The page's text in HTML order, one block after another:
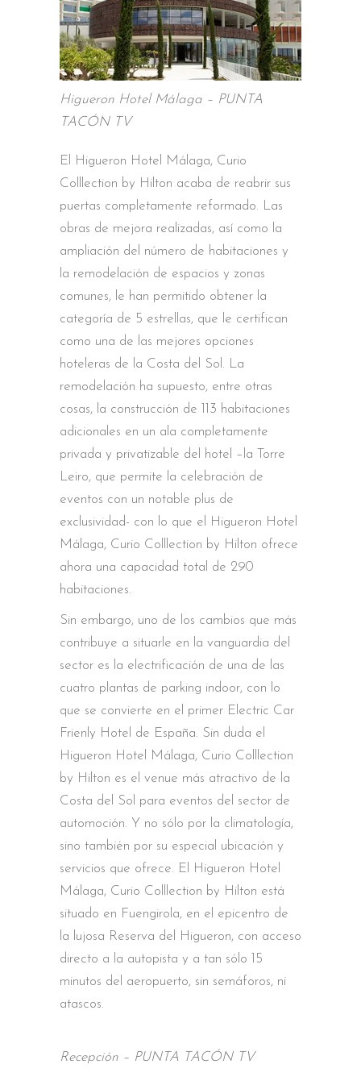
Higueron Hotel Málaga – PUNTA
TACÓN TV
El Higueron Hotel Málaga, Curio
Colllection by Hilton acaba de reabrir sus
puertas completamente reformado. Las
obras de mejora realizadas, así como la
ampliación del número de habitaciones y
la remodelación de espacios y zonas
comunes, le han permitido obtener la
categoría de 5 estrellas, que le certifican
como una de las mejores opciones
hoteleras de la Costa del Sol. La
remodelación ha supuesto, entre otras
cosas, la construcción de 113 habitaciones
adicionales en un ala completamente
privada y privatizable del hotel –la Torre
Leiro, que permite la celebración de
eventos con un notable plus de
exclusividad- con lo que el Higueron Hotel
Málaga, Curio Colllection by Hilton ofrece
ahora una capacidad total de 290
habitaciones.
Sin embargo, uno de los cambios que más
contribuye a situarle en la vanguardia del
sector es la electrificación de una de las
cuatro plantas de parking indoor, con lo
que se convierte en el primer Electric Car
Frienly Hotel de España. Sin duda el
Higueron Hotel Málaga, Curio Colllection
by Hilton es el venue más atractivo de la
Costa del Sol para eventos del sector de
automoción. Y no sólo por la climatología,
sino también por su especial ubicación y
servicios que ofrece. El Higueron Hotel
Málaga, Curio Colllection by Hilton está
situado en Fuengirola, en el epicentro de
la lujosa Reserva del Higueron, con acceso
directo a la autopista y a tan sólo 15
minutos del aeropuerto, sin semáforos, ni
atascos.
Recepción – PUNTA TACÓN TV